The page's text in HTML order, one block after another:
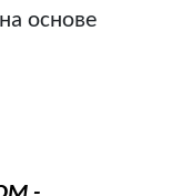
основе